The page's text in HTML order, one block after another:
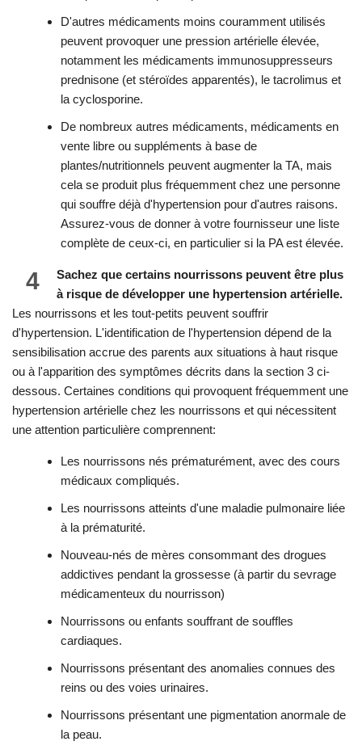
D'autres médicaments moins couramment utilisés
peuvent provoquer une pression artérielle élevée,
notamment les médicaments immunosuppresseurs
prednisone (et stéroïdes apparentés), le tacrolimus et
la cyclosporine.
De nombreux autres médicaments, médicaments en
vente libre ou suppléments à base de
plantes/nutritionnels peuvent augmenter la TA, mais
cela se produit plus fréquemment chez une personne
qui souffre déjà d'hypertension pour d'autres raisons.
Assurez-vous de donner à votre fournisseur une liste
complète de ceux-ci, en particulier si la PA est élevée.
4
Sachez que certains nourrissons peuvent être plus
à risque de développer une hypertension artérielle.
Les nourrissons et les tout-petits peuvent souffrir
d'hypertension. L'identification de l'hypertension dépend de la
sensibilisation accrue des parents aux situations à haut risque
ou à l'apparition des symptômes décrits dans la section 3 ci-
dessous. Certaines conditions qui provoquent fréquemment une
hypertension artérielle chez les nourrissons et qui nécessitent
une attention particulière comprennent:
Les nourrissons nés prématurément, avec des cours
médicaux compliqués.
Les nourrissons atteints d'une maladie pulmonaire liée
à la prématurité.
Nouveau-nés de mères consommant des drogues
addictives pendant la grossesse (à partir du sevrage
médicamenteux du nourrisson)
Nourrissons ou enfants souffrant de souffles
cardiaques.
Nourrissons présentant des anomalies connues des
reins ou des voies urinaires.
Nourrissons présentant une pigmentation anormale de
la peau.